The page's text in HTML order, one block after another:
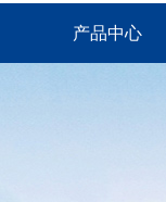
产品中心